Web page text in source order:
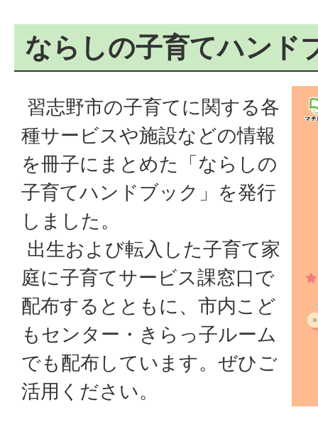
ならしの子育てハンド
習志野市の子育てに関する各
種サービスや施設などの情報
を冊子にまとめた「ならしの
子育てハンドブック」を発行
しました。
出生および転入した子育て家
庭に子育てサービス課窓口で
配布するとともに、市内こど
もセンター・きらっ子ルーム
でも配布しています。ぜひご
活用ください。